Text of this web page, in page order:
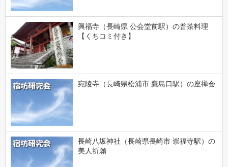
興福寺（長崎県 公会堂前駅）の普茶料理
【くちコミ付き】
宛陵寺（長崎県松浦市 鷹島口駅）の座禅会
長崎八坂神社（長崎県長崎市 崇福寺駅）の
美人祈願